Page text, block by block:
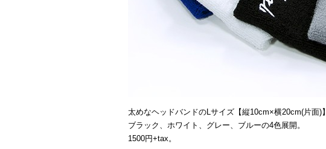
太めなヘッドバンドのLサイズ【縦10cm×横20cm(片面)】
ブラック、ホワイト、グレー、ブルーの4色展開。
1500円+tax。